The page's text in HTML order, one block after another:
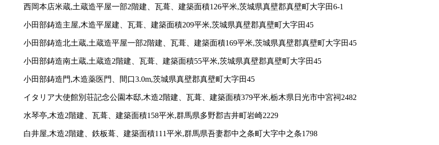
西岡本店米蔵,土蔵造平屋一部2階建、瓦葺、建築面積126平米,茨城県真壁郡真壁町大字田6-1
小田部鋳造主屋,木造平屋建、瓦葺、建築面積209平米,茨城県真壁郡真壁町大字田45
小田部鋳造北土蔵,土蔵造平屋一部2階建、瓦葺、建築面積169平米,茨城県真壁郡真壁町大字田45
小田部鋳造南土蔵,土蔵造2階建、瓦葺、建築面積55平米,茨城県真壁郡真壁町大字田45
小田部鋳造門,木造薬医門、間口3.0m,茨城県真壁郡真壁町大字田45
イタリア大使館別荘記念公園本邸,木造2階建、瓦葺、建築面積379平米,栃木県日光市中宮祠2482
水琴亭,木造2階建、瓦葺、建築面積158平米,群馬県多野郡吉井町岩崎2229
白井屋,木造2階建、鉄板葺、建築面積111平米,群馬県吾妻郡中之条町大字中之条1798